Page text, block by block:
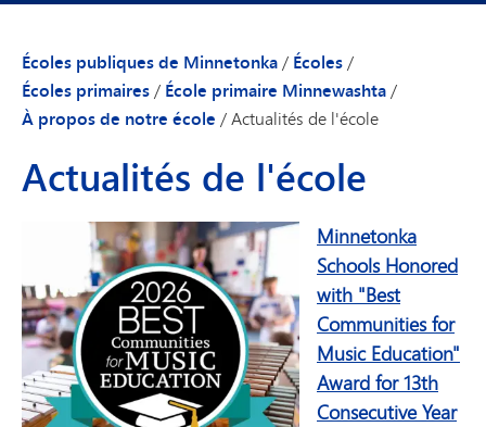
Écoles publiques de Minnetonka/ Écoles/
Écoles primaires/ École primaire Minnewashta/
À propos de notre école /Actualités de l'école
Actualités de l'école
Minnetonka
Schools Honored
with "Best
Communities for
Music Education"
Award for 13th
Consecutive Year